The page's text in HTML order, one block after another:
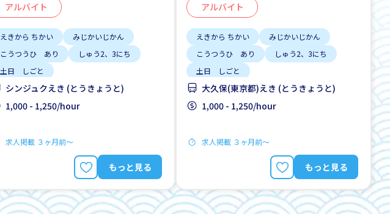
アルバイト
えきから ちかい
みじかいじかん
こうつうひ あり
しゅう2、3にち
土日 しごと
シンジュクえき (とうきょうと)
1,000 - 1,250/hour
求人掲載 ３ヶ月前〜
もっと見る
アルバイト
えきから ちかい
みじかいじかん
こうつうひ あり
しゅう2、3にち
土日 しごと
大久保(東京都)えき (とうきょうと)
1,000 - 1,250/hour
求人掲載 ３ヶ月前〜
もっと見る